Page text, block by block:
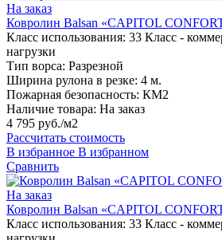
На заказ
Ковролин Balsan «CAPITOL
Класс использования: 33 Класс -
нагрузки
Тип ворса: Разрезной
Ширина рулона в резке: 4 м.
Пожарная безопасность: КМ2
Наличие товара: На заказ
4 795 руб./м2
Рассчитать стоимость
В избранное В избранном
Сравнить
На заказ
Ковролин Balsan «CAPITOL
Класс использования: 33 Класс -